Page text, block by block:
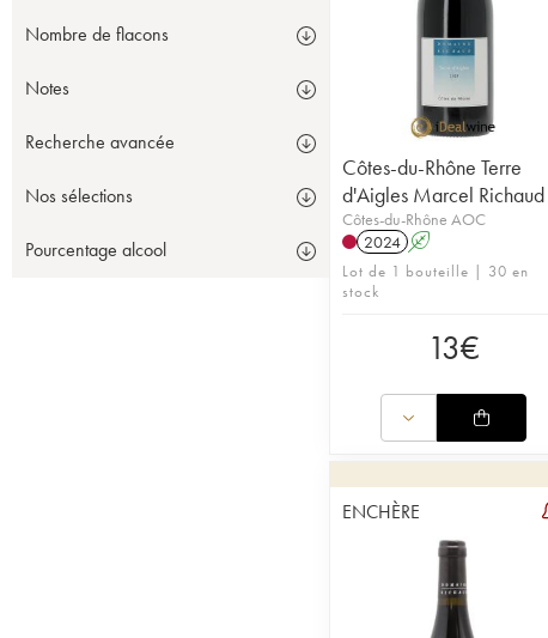
Nombre de flacons
Notes
Recherche avancée
Nos sélections
Pourcentage alcool
Côtes-du-Rhône Terre
d'Aigles Marcel Richaud
Côtes-du-Rhône AOC
2024 A
Lot de 1 bouteille | 30 en
stock
13€
ENCHÈRE